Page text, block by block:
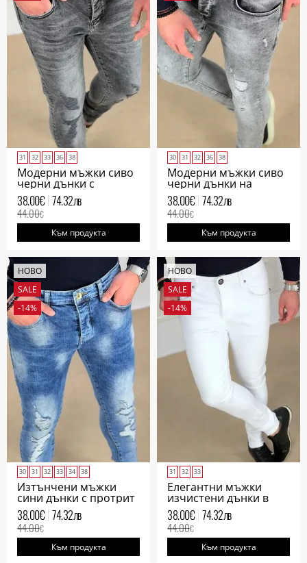
31 32 33 36 38
Модерни мъжки сиво
черни дънки с
избеляващ ефект
38.00€ 74.32лв
44.00€
Към продукта
30 31 32 36 38
Модерни мъжки сиво
черни дънки на
кръпки
38.00€ 74.32лв
44.00€
Към продукта
НОВО
SALE
-14%
30 31 32 33 34 38
Изтънчени мъжки
сини дънки с протрит
ефект
38.00€ 74.32лв
44.00€
Към продукта
НОВО
SALE
-14%
31 32 33
Елегантни мъжки
изчистени дънки в
бяло
38.00€ 74.32лв
44.00€
Към продукта